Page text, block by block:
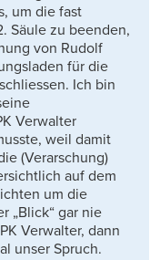
um die fast
Säule zu beenden,
von Rudolf
für die
Ich bin
Verwalter
weil damit
(Verarschung)
auf dem
um die
„Blick“ gar nie
Verwalter, dann
unser Spruch.